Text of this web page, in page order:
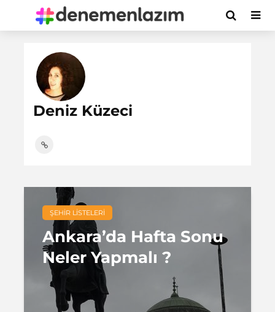
Deniz Küzeci
ŞEHIR LISTELERI
Ankara’da Hafta Sonu
Neler Yapmalı ?